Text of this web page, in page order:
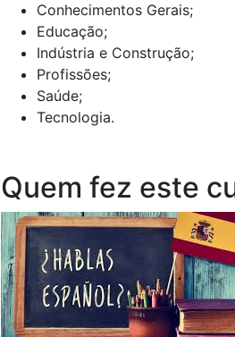
Conhecimentos Gerais;
Educação;
Indústria e Construção;
Profissões;
Saúde;
Tecnologia.
Quem fez este